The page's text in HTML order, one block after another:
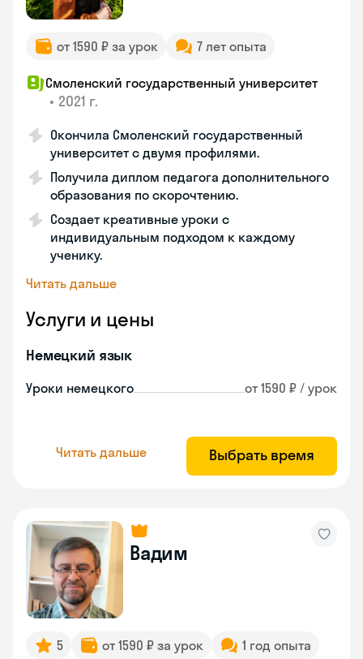
от 1590 ₽ за урок 7 лет опыта
Смоленский государственный университет
• 2021 г.
Окончила Смоленский государственный
университет с двумя профилями.
Получила диплом педагога дополнительного
образования по скорочтению.
Создает креативные уроки с
индивидуальным подходом к каждому
ученику.
Читать дальше
Услуги и цены
Немецкий язык
Уроки немецкого от 1590 ₽ / урок
Читать дальше Выбрать время
Вадим
5 от 1590 ₽ за урок
1 год опыта